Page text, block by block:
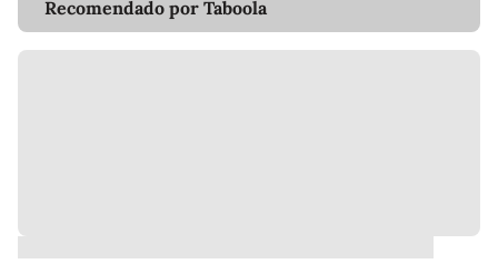
Recomendado por Taboola